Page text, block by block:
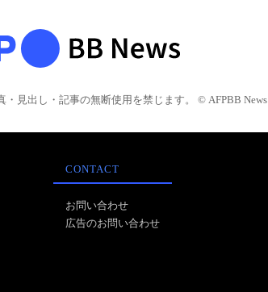
・見出し・記事の無断使用を禁じます。 © AFPBB News
CONTACT
お問い合わせ
広告のお問い合わせ